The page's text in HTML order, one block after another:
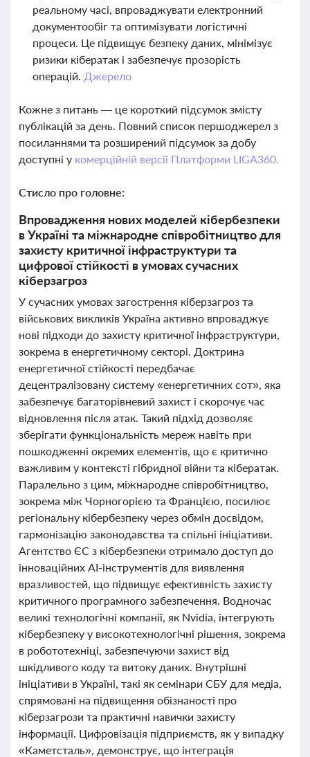
реальному часі, впроваджувати електронний
документообіг та оптимізувати логістичні
процеси. Це підвищує безпеку даних, мінімізує
ризики кібератак і забезпечує прозорість
операцій. Джерело
Кожне з питань — це короткий підсумок змісту
публікацій за день. Повний список першоджерел з
посиланнями та розширений підсумок за добу
доступні у комерційній версії Платформи LIGA360.
Стисло про головне:
Впровадження нових моделей кібербезпеки
в Україні та міжнародне співробітництво для
захисту критичної інфраструктури та
цифрової стійкості в умовах сучасних
кіберзагроз
У сучасних умовах загострення кіберзагроз та
військових викликів Україна активно впроваджує
нові підходи до захисту критичної інфраструктури,
зокрема в енергетичному секторі. Доктрина
енергетичної стійкості передбачає
децентралізовану систему «енергетичних сот», яка
забезпечує багаторівневий захист і скорочує час
відновлення після атак. Такий підхід дозволяє
зберігати функціональність мереж навіть при
пошкодженні окремих елементів, що є критично
важливим у контексті гібридної війни та кібератак.
Паралельно з цим, міжнародне співробітництво,
зокрема між Чорногорією та Францією, посилює
регіональну кібербезпеку через обмін досвідом,
гармонізацію законодавства та спільні ініціативи.
Агентство ЄС з кібербезпеки отримало доступ до
інноваційних AI-інструментів для виявлення
вразливостей, що підвищує ефективність захисту
критичного програмного забезпечення. Водночас
великі технологічні компанії, як Nvidia, інтегрують
кібербезпеку у високотехнологічні рішення, зокрема
в робототехніці, забезпечуючи захист від
шкідливого коду та витоку даних. Внутрішні
ініціативи в Україні, такі як семінари СБУ для медіа,
спрямовані на підвищення обізнаності про
кіберзагрози та практичні навички захисту
інформації. Цифровізація підприємств, як у випадку
«Каметсталь», демонструє, що інтеграція